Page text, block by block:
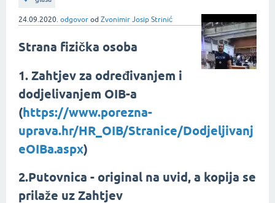
24.09.2020. odgovor od Zvonimir Josip Strinić
Strana fizička osoba
1. Zahtjev za određivanjem i
dodjelivanjem OIB-a
(https://www.porezna-
uprava.hr/HR_OIB/Stranice/Dodjeljivanj
eOIBa.aspx)
2.Putovnica - original na uvid, a kopija se
prilaže uz Zahtjev